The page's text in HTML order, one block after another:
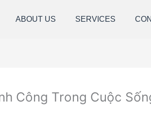
ABOUT US SERVICES
Công Trong Cuộc